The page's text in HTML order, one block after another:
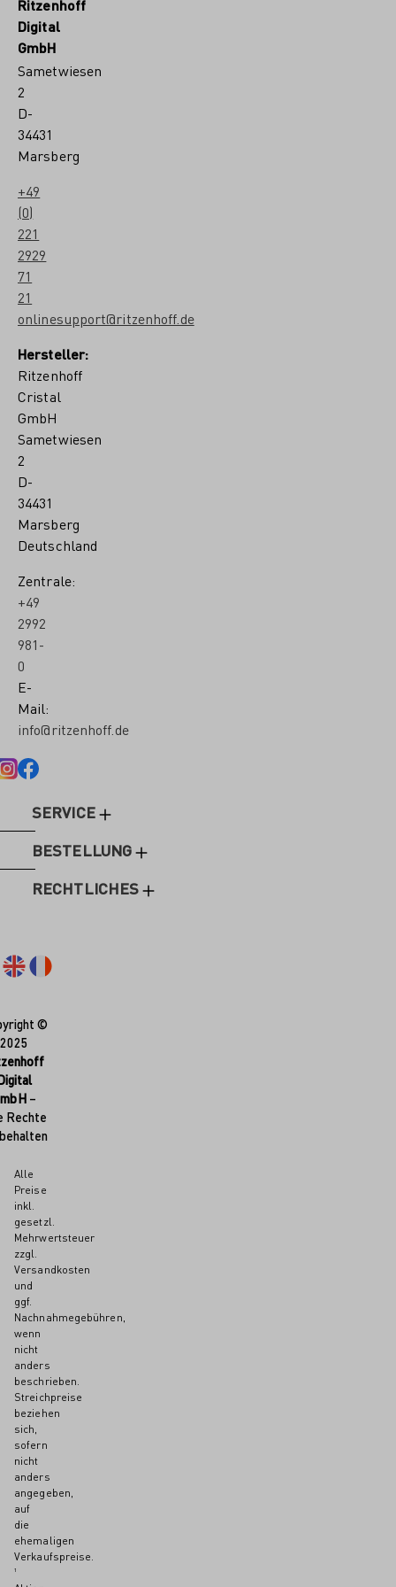
Ritzenhoff
Digital
GmbH
Sametwiesen
2
D-
34431
Marsberg
+49
(0)
221
2929
71
21
onlinesupport@ritzenhoff.de
Hersteller:
Ritzenhoff
Cristal
GmbH
Sametwiesen
2
D-
34431
Marsberg
Deutschland
Zentrale:
+49
2992
981-
0
E-
Mail:
info@ritzenhoff.de
SERVICE
BESTELLUNG
RECHTLICHES
©
2025
–
Rechte
Alle
Preise
inkl.
gesetzl.
Mehrwertsteuer
zzgl.
Versandkosten
und
ggf.
Nachnahmegebühren,
wenn
nicht
anders
beschrieben.
Streichpreise
beziehen
sich,
sofern
nicht
anders
angegeben,
auf
die
ehemaligen
Verkaufspreise.
¹